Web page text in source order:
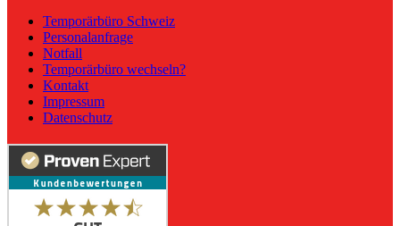
Temporärbüro Schweiz
Personalanfrage
Notfall
Temporärbüro wechseln?
Kontakt
Impressum
Datenschutz